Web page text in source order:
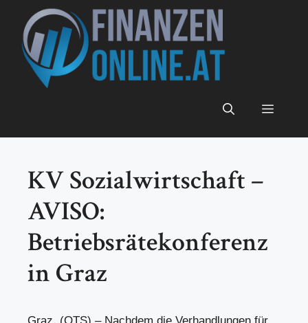
Inhalt
springen
Menü
KV Sozialwirtschaft –
AVISO:
Betriebsrätekonferenz
in Graz